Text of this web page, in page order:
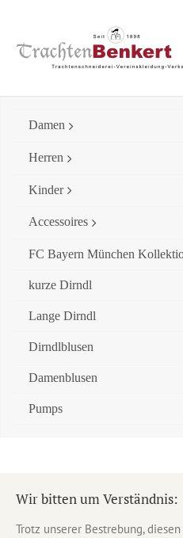
content
Damen
Herren
Kinder
Accessoires
FC Bayern München
kurze Dirndl
Lange Dirndl
Dirndlblusen
Damenblusen
Pumps
Wir bitten um Verständnis:
Trotz unserer Bestrebung,